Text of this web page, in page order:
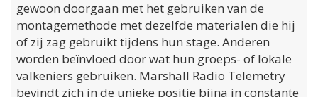
gewoon doorgaan met het gebruiken van de
montagemethode met dezelfde materialen die hij
of zij zag gebruikt tijdens hun stage. Anderen
worden beïnvloed door wat hun groeps- of lokale
valkeniers gebruiken. Marshall Radio Telemetry
bevindt zich in de unieke positie bijna in constante